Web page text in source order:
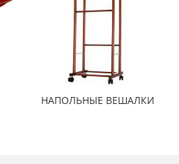
НАПОЛЬНЫЕ ВЕШАЛКИ